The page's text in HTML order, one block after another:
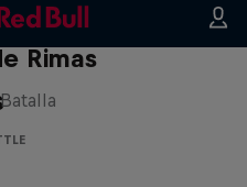
Historia:
Rimas